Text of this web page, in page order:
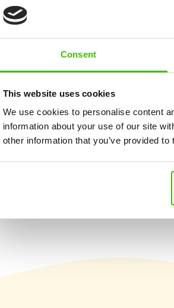
Consent
This website uses cookies
We use cookies to personalise content
information about your use of our site
other information that you’ve provided
Sokoldalú sportedzés,
fejlesztése